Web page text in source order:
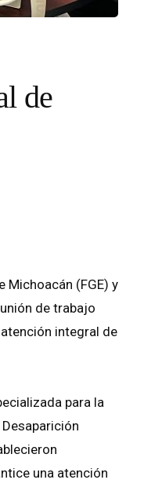
de
Michoacán (FGE) y
de trabajo
integral de
para la
una atención